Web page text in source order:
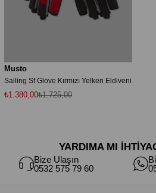
Musto
Sailing Sf Glove Kırmızı Yelken Eldiveni
₺1.380,00₺1.725,00
YARDIMA MI
Bize Ulaşın
0532 575 79 60